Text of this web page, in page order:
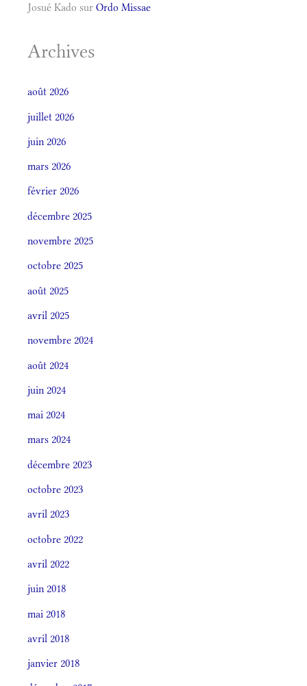
Josué Kado sur Ordo Missae
Archives
août 2026
juillet 2026
juin 2026
mars 2026
février 2026
décembre 2025
novembre 2025
octobre 2025
août 2025
avril 2025
novembre 2024
août 2024
juin 2024
mai 2024
mars 2024
décembre 2023
octobre 2023
avril 2023
octobre 2022
avril 2022
juin 2018
mai 2018
avril 2018
janvier 2018